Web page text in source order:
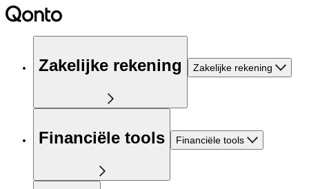
Zakelijke rekening Zakelijke rekening
Financiële tools Financiële tools